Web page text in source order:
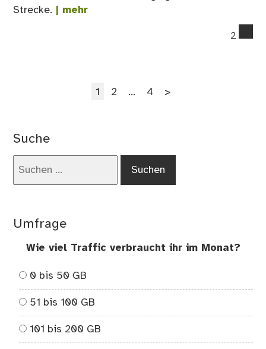
Strecke. | mehr
2
Beiträge
Seite
1 Seite
2 … Seite
4 >
Suche
Umfrage
Wie viel Traffic verbraucht ihr im Monat?
0 bis 50 GB
51 bis 100 GB
101 bis 200 GB